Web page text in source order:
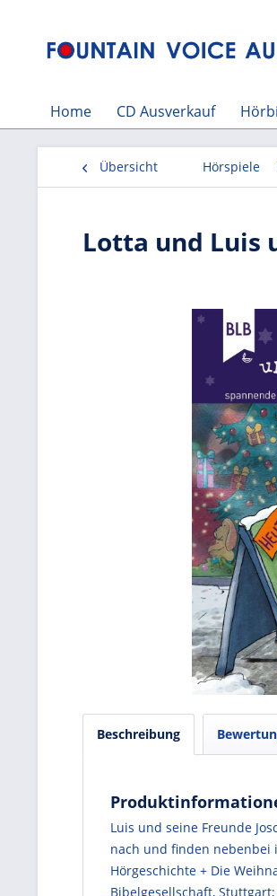
Home CD Ausverkauf
Übersicht Hörspiele
Lotta und Luis
Beschreibung
Luis und seine Freunde
nach und finden nebenbei
Hörgeschichte + Die
Bibelgesellschaft,